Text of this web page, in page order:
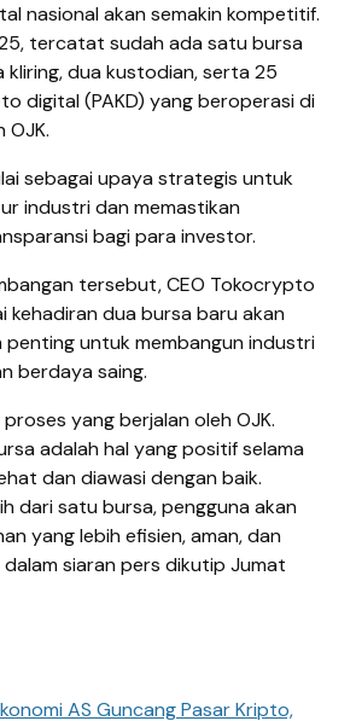
nasional akan semakin kompetitif.
tercatat sudah ada satu bursa
kliring, dua kustodian, serta 25
digital (PAKD) yang beroperasi di
OJK.
sebagai upaya strategis untuk
industri dan memastikan
bagi para investor.
tersebut, CEO Tokocrypto
kehadiran dua bursa baru akan
penting untuk membangun industri
berdaya saing.
yang berjalan oleh OJK.
adalah hal yang positif selama
dan diawasi dengan baik.
dari satu bursa, pengguna akan
yang lebih efisien, aman, dan
dalam siaran pers dikutip Jumat
AS Guncang Pasar Kripto,